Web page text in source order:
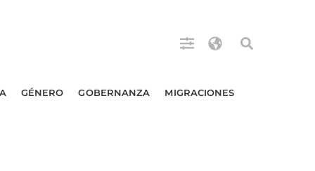
GÉNERO GOBERNANZA MIGRACIONES